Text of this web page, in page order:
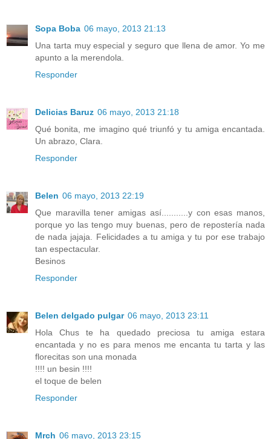
Sopa Boba 06 mayo, 2013 21:13
Una tarta muy especial y seguro que llena de amor. Yo me
apunto a la merendola.
Responder
Delicias Baruz 06 mayo, 2013 21:18
Qué bonita, me imagino qué triunfó y tu amiga encantada.
Un abrazo, Clara.
Responder
Belen 06 mayo, 2013 22:19
Que maravilla tener amigas así...........y con esas manos,
porque yo las tengo muy buenas, pero de repostería nada
de nada jajaja. Felicidades a tu amiga y tu por ese trabajo
tan espectacular.
Besinos
Responder
Belen delgado pulgar 06 mayo, 2013 23:11
Hola Chus te ha quedado preciosa tu amiga estara
encantada y no es para menos me encanta tu tarta y las
florecitas son una monada
!!!! un besin !!!!
el toque de belen
Responder
Mrch 06 mayo, 2013 23:15